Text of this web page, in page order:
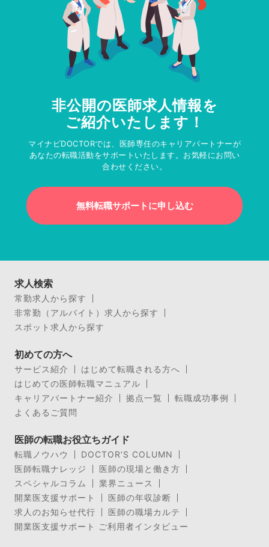
非公開の医師求人情報を
ご紹介いたします！
マイナビDOCTORでは、医師専任のキャリアパートナーが
あなたの転職活動をサポートいたします。お気軽にお問い
合わせください。
無料転職サポートに申し込む
求人検索
常勤求人から探す
非常勤（アルバイト）求人から探す
スポット求人から探す
初めての方へ
サービス紹介
はじめて転職される方へ
はじめての医師転職マニュアル
キャリアパートナー紹介
拠点一覧
転職成功事例
よくあるご質問
医師の転職お役立ちガイド
転職ノウハウ
DOCTOR’S COLUMN
医師転職ナレッジ
医師の現場と働き方
スペシャルコラム
業界ニュース
開業医支援サポート
医師の年収診断
求人のお知らせ代行
医師の職場カルテ
開業医支援サポート ご利用者インタビュー